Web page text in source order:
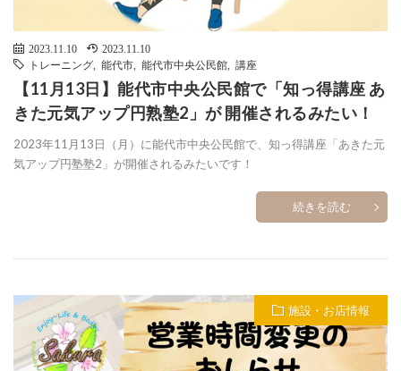
2023.11.10
2023.11.10
トレーニング
能代市 能代市中央公民館 講座
【11月13日】能代市中央公民館で「知っ得講座 あ
きた元気アップ円熟塾2」が 開催されるみたい！
2023年11月13日（月）に能代市中央公民館で、知っ得講座「あきた元
気アップ円塾塾2」が開催されるみたいです！
続きを読む
施設・お店情報